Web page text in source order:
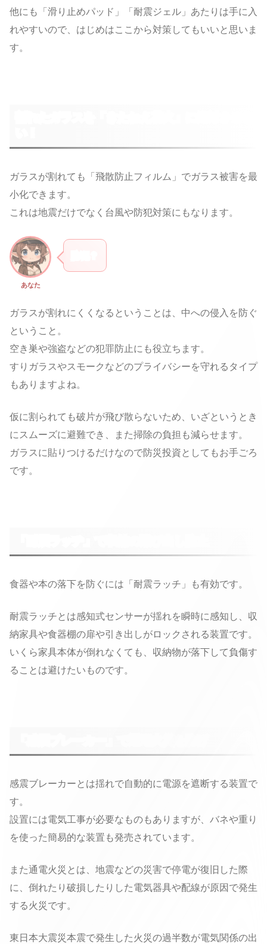
他にも「滑り止めパッド」「耐震ジェル」あたりは手に入
れやすいので、はじめはここから対策してもいいと思いま
す。
ガラスが割れても「飛散防止フィルム」でガラス被害を最
小化できます。
これは地震だけでなく台風や防犯対策にもなります。
あなた
ガラスが割れにくくなるということは、中への侵入を防ぐ
ということ。
空き巣や強盗などの犯罪防止にも役立ちます。
すりガラスやスモークなどのプライバシーを守れるタイプ
もありますよね。
仮に割られても破片が飛び散らないため、いざというとき
にスムーズに避難でき、また掃除の負担も減らせます。
ガラスに貼りつけるだけなので防災投資としてもお手ごろ
です。
食器や本の落下を防ぐには「耐震ラッチ」も有効です。
耐震ラッチとは感知式センサーが揺れを瞬時に感知し、収
納家具や食器棚の扉や引き出しがロックされる装置です。
いくら家具本体が倒れなくても、収納物が落下して負傷す
ることは避けたいものです。
感震ブレーカーとは揺れで自動的に電源を遮断する装置で
す。
設置には電気工事が必要なものもありますが、バネや重り
を使った簡易的な装置も発売されています。
また通電火災とは、地震などの災害で停電が復旧した際
に、倒れたり破損したりした電気器具や配線が原因で発生
する火災です。
東日本大震災本震で発生した火災の過半数が電気関係の出